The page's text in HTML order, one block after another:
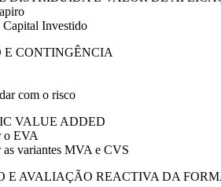
Capital Investido
CONTINGÊNCIA
com o risco
VALUE ADDED
o EVA
as variantes MVA e CVS
E AVALIAÇÃO REACTIVA DA